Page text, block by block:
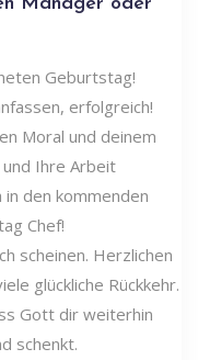
Geburtstag!
erfolgreich!
Moral und deinem
und Ihre Arbeit
den kommenden
Chef!
scheinen. Herzlichen
glückliche Rückkehr.
Gott dir weiterhin
schenkt.